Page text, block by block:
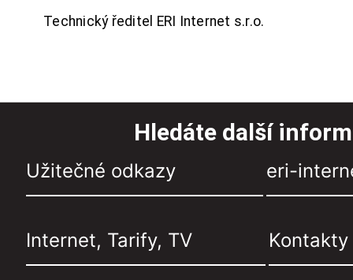
Technický ředitel ERI Internet s.r.o.
Hledáte další
Užitečné odkazy eri-
Internet, Tarify, TV Kontakty